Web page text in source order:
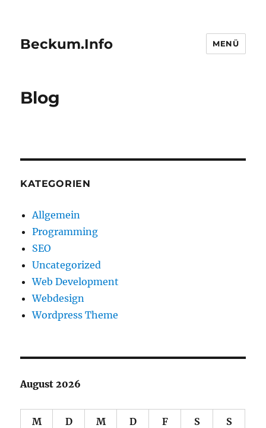
Beckum.Info MENÜ
Blog
KATEGORIEN
Allgemein
Programming
SEO
Uncategorized
Web Development
Webdesign
Wordpress Theme
August 2026
M D M D F S S